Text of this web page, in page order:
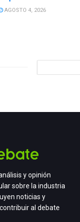
AGOSTO 4, 2026
y opinión
sobre la industria
noticias y
al debate